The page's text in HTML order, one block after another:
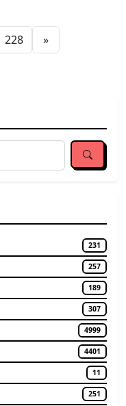
228 »
231
257
189
307
4999
4401
11
251